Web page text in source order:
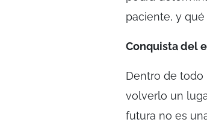
paciente, y
Conquista del
Dentro de todo
volverlo un
futura no es